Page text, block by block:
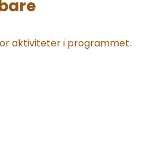
aktiviteter i programmet.